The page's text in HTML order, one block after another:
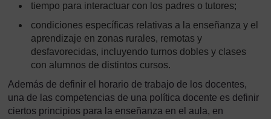
tiempo para interactuar con los padres o tutores;
condiciones específicas relativas a la enseñanza y el
aprendizaje en zonas rurales, remotas y
desfavorecidas, incluyendo turnos dobles y clases
con alumnos de distintos cursos.
Además de definir el horario de trabajo de los docentes,
una de las competencias de una política docente es definir
ciertos principios para la enseñanza en el aula, en